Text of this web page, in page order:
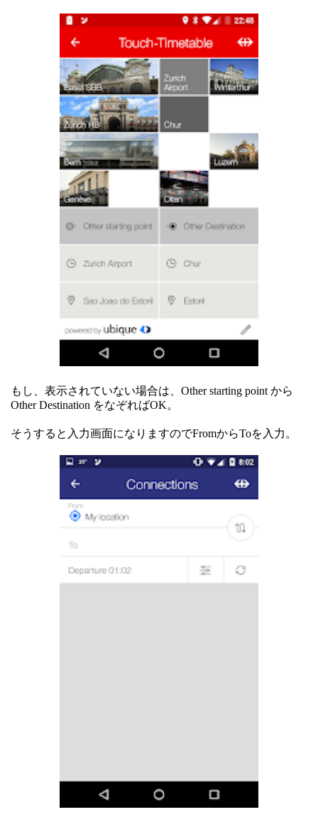
もし、表示されていない場合は、Other starting point から
Other Destination をなぞればOK。
そうすると入力画面になりますのでFromからToを入力。